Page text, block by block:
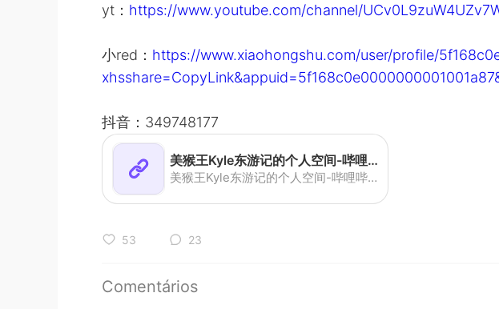
yt： https://www.youtube.com/channel/
小red： https://www.xiaohongshu.com/user/profile/
抖音：349748177
美猴王Kyle东游记的个人空间-哔哩哔哩移动版
美猴王Kyle东游记的个人空间-哔哩哔哩移动版
53 23
Comentários